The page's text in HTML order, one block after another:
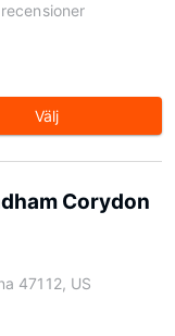
Välj
Corydon
47112, US